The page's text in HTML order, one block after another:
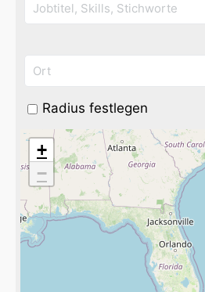
+
−
Radius festlegen